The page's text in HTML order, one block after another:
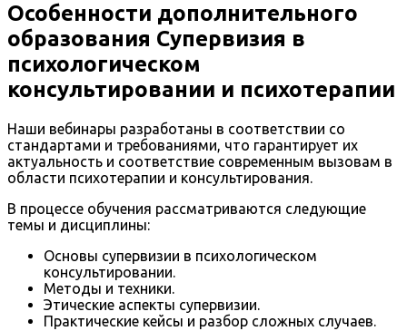
Особенности дополнительного
образования Супервизия в
психологическом
консультировании и психотерапии
Наши вебинары разработаны в соответствии со
стандартами и требованиями, что гарантирует их
актуальность и соответствие современным вызовам в
области психотерапии и консультирования.
В процессе обучения рассматриваются следующие
темы и дисциплины:
Основы супервизии в психологическом
консультировании.
Методы и техники.
Этические аспекты супервизии.
Практические кейсы и разбор сложных случаев.